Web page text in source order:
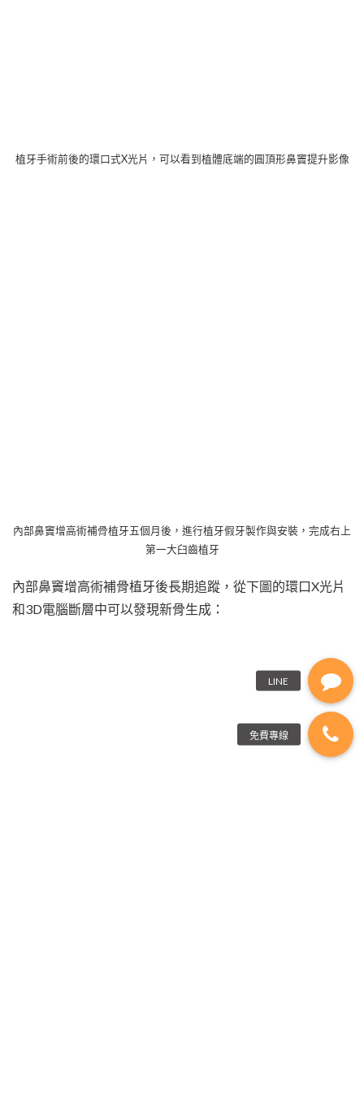
植牙手術前後的環口式X光片，可以看到植體底端的圓頂形鼻竇提升影像
內部鼻竇增高術補骨植牙五個月後，進行植牙假牙製作與安裝，完成右上
第一大臼齒植牙
內部鼻竇增高術補骨植牙後長期追蹤，從下圖的環口X光片
和3D電腦斷層中可以發現新骨生成：